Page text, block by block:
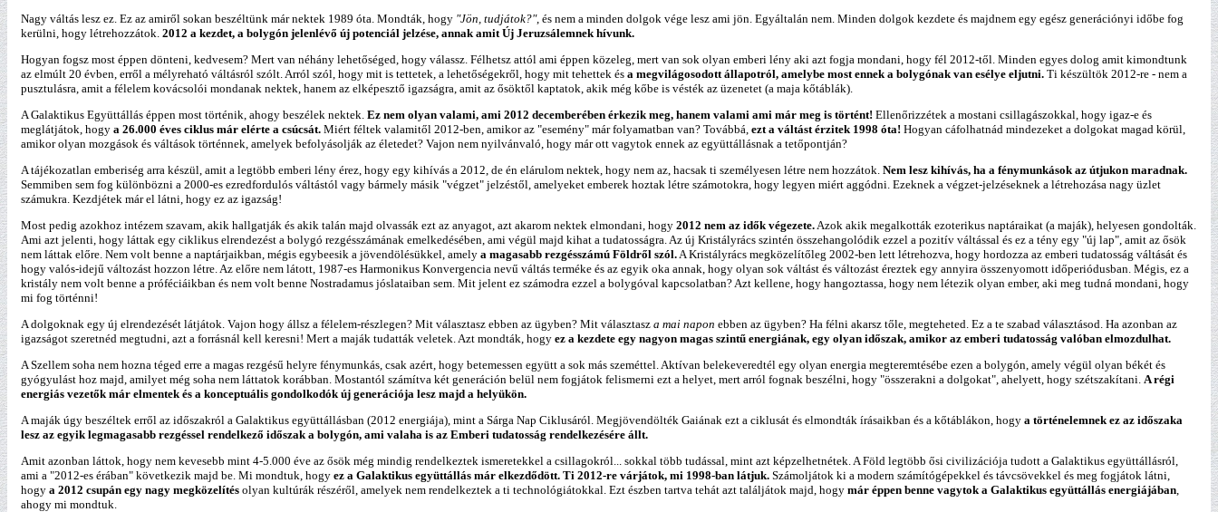
Nagy váltás lesz ez. Ez az amiről sokan beszéltünk már nektek 1989 óta. Mondták, hogy "Jön, tudjátok?", és nem a minden dolgok vége lesz ami jön. Egyáltalán nem. Minden dolgok kezdete és majdnem egy egész generációnyi időbe fog
kerülni, hogy létrehozzátok. 2012 a kezdet, a bolygón jelenlévő új potenciál jelzése, annak amit Új Jeruzsálemnek hívunk.
Hogyan fogsz most éppen dönteni, kedvesem? Mert van néhány lehetőséged, hogy válassz. Félhetsz attól ami éppen közeleg, mert van sok olyan emberi lény aki azt fogja mondani, hogy fél 2012-től. Minden egyes dolog amit kimondtunk
az elmúlt 20 évben, erről a mélyreható váltásról szólt. Arról szól, hogy mit is tettetek, a lehetőségekről, hogy mit tehettek és a megvilágosodott állapotról, amelybe most ennek a bolygónak van esélye eljutni. Ti készültök 2012-re - nem a
pusztulásra, amit a félelem kovácsolói mondanak nektek, hanem az elképesztő igazságra, amit az ősöktől kaptatok, akik még kőbe is vésték az üzenetet (a maja kőtáblák).
A Galaktikus Együttállás éppen most történik, ahogy beszélek nektek. Ez nem olyan valami, ami 2012 decemberében érkezik meg, hanem valami ami már meg is történt! Ellenőrizzétek a mostani csillagászokkal, hogy igaz-e és
meglátjátok, hogy a 26.000 éves ciklus már elérte a csúcsát. Miért féltek valamitől 2012-ben, amikor az "esemény" már folyamatban van? Továbbá, ezt a váltást érzitek 1998 óta! Hogyan cáfolhatnád mindezeket a dolgokat magad körül,
amikor olyan mozgások és váltások történnek, amelyek befolyásolják az életedet? Vajon nem nyilvánvaló, hogy már ott vagytok ennek az együttállásnak a tetőpontján?
A tájékozatlan emberiség arra készül, amit a legtöbb emberi lény érez, hogy egy kihívás a 2012, de én elárulom nektek, hogy nem az, hacsak ti személyesen létre nem hozzátok. Nem lesz kihívás, ha a fénymunkások az útjukon maradnak.
Semmiben sem fog különbözni a 2000-es ezredfordulós váltástól vagy bármely másik "végzet" jelzéstől, amelyeket emberek hoztak létre számotokra, hogy legyen miért aggódni. Ezeknek a végzet-jelzéseknek a létrehozása nagy üzlet
számukra. Kezdjétek már el látni, hogy ez az igazság!
Most pedig azokhoz intézem szavam, akik hallgatják és akik talán majd olvassák ezt az anyagot, azt akarom nektek elmondani, hogy 2012 nem az idők végezete.Azok akik megalkották ezoterikus naptáraikat (a maják), helyesen gondolták.
Ami azt jelenti, hogy láttak egy ciklikus elrendezést a bolygó rezgésszámának emelkedésében, ami végül majd kihat a tudatosságra. Az új Kristályrács szintén összehangolódik ezzel a pozitív váltással és ez a tény egy "új lap", amit az ősök
nem láttak előre. Nem volt benne a naptárjaikban, mégis egybeesik a jövendölésükkel, amely a magasabb rezgésszámú Földről szól.A Kristályrács megközelítőleg 2002-ben lett létrehozva, hogy hordozza az emberi tudatosság váltását és
hogy valós-idejű változást hozzon létre. Az előre nem látott, 1987-es Harmonikus Konvergencia nevű váltás terméke és az egyik oka annak, hogy olyan sok váltást és változást éreztek egy annyira összenyomott időperiódusban. Mégis, ez a
kristály nem volt benne a próféciáikban és nem volt benne Nostradamus jóslataiban sem. Mit jelent ez számodra ezzel a bolygóval kapcsolatban? Azt kellene, hogy hangoztassa, hogy nem létezik olyan ember, aki meg tudná mondani, hogy
mi fog történni!
A dolgoknak egy új elrendezését látjátok. Vajon hogy állsz a félelem-részlegen? Mit választasz ebben az ügyben? Mit választasz a mai napon ebben az ügyben? Ha félni akarsz tőle, megteheted. Ez a te szabad választásod. Ha azonban az
igazságot szeretnéd megtudni, azt a forrásnál kell keresni! Mert a maják tudatták veletek. Azt mondták, hogy ez a kezdete egy nagyon magas szintű energiának, egy olyan időszak, amikor az emberi tudatosság valóban elmozdulhat.
A Szellem soha nem hozna téged erre a magas rezgésű helyre fénymunkás, csak azért, hogy betemessen együtt a sok más szeméttel. Aktívan belekeveredtél egy olyan energia megteremtésébe ezen a bolygón, amely végül olyan békét és
gyógyulást hoz majd, amilyet még soha nem láttatok korábban. Mostantól számítva két generáción belül nem fogjátok felismerni ezt a helyet, mert arról fognak beszélni, hogy "összerakni a dolgokat", ahelyett, hogy szétszakítani. A régi
energiás vezetők már elmentek és a konceptuális gondolkodók új generációja lesz majd a helyükön.
A maják úgy beszéltek erről az időszakról a Galaktikus együttállásban (2012 energiája), mint a Sárga Nap Ciklusáról. Megjövendölték Gaiának ezt a ciklusát és elmondták írásaikban és a kőtáblákon, hogy a történelemnek ez az időszaka
lesz az egyik legmagasabb rezgéssel rendelkező időszak a bolygón, ami valaha is az Emberi tudatosság rendelkezésére állt.
Amit azonban láttok, hogy nem kevesebb mint 4-5.000 éve az ősök még mindig rendelkeztek ismeretekkel a csillagokról... sokkal több tudással, mint azt képzelhetnétek. A Föld legtöbb ősi civilizációja tudott a Galaktikus együttállásról,
ami a "2012-es érában" következik majd be. Mi mondtuk, hogy ez a Galaktikus együttállás már elkezdődött. Ti 2012-re várjátok, mi 1998-ban látjuk. Számoljátok ki a modern számítógépekkel és távcsövekkel és meg fogjátok látni,
hogy a 2012 csupán egy nagy megközelítés olyan kultúrák részéről, amelyek nem rendelkeztek a ti technológiátokkal. Ezt észben tartva tehát azt találjátok majd, hogy már éppen benne vagytok a Galaktikus együttállás energiájában,
ahogy mi mondtuk.